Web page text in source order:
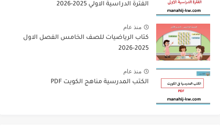
الفترة الدراسية الاولي 2025-2026
منذ عام
كتاب الرياضيات للصف الخامس الفصل الاول
2025-2026
منذ عام
الكتب المدرسية مناهج الكويت PDF